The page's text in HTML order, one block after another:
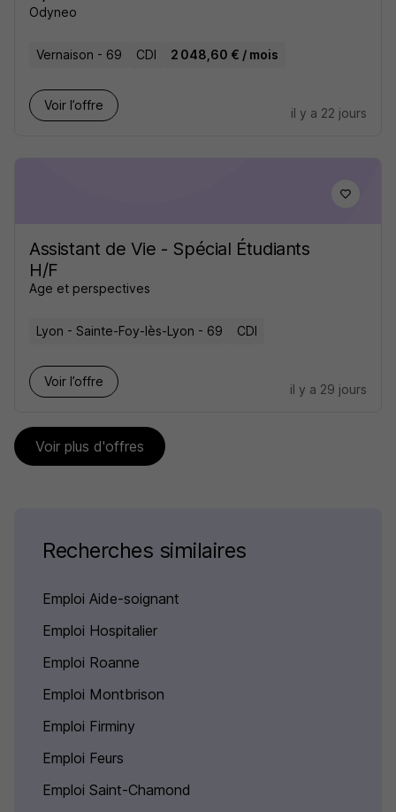
Odyneo
Vernaison - 69 CDI 2 048,60 € / mois
Voir l’offre
il y a 22 jours
Assistant de Vie - Spécial Étudiants
H/F
Age et perspectives
Lyon - Sainte-Foy-lès-Lyon - 69 CDI
Voir l’offre
il y a 29 jours
Voir plus d'offres
Recherches similaires
Emploi Aide-soignant
Emploi Hospitalier
Emploi Roanne
Emploi Montbrison
Emploi Firminy
Emploi Feurs
Emploi Saint-Chamond